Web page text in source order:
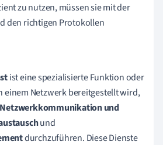
zu nutzen, müssen sie mit der
den richtigen Protokollen
ist eine spezialisierte Funktion oder
einem Netzwerk bereitgestellt wird,
Netzwerkkommunikation und
und
durchzuführen. Diese Dienste